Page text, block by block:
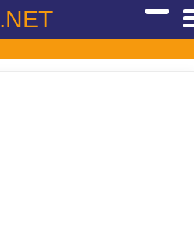
.NET